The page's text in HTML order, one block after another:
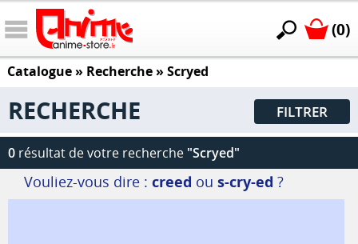
(0)
Catalogue» Recherche » Scryed
RECHERCHE FILTRER
0 résultat de votre recherche "Scryed"
Vouliez-vous dire : creed ou s-cry-ed ?